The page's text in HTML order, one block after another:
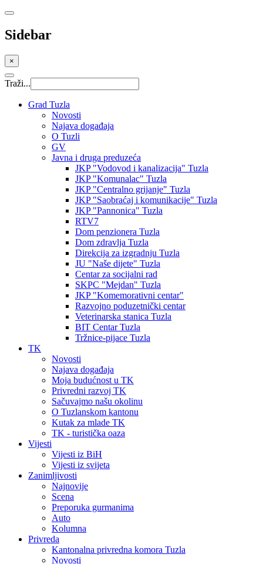
Sidebar
×
Traži...
Grad Tuzla
Novosti
Najava događaja
O Tuzli
GV
Javna i druga preduzeća
JKP "Vodovod i kanalizacija" Tuzla
JKP "Komunalac" Tuzla
JKP "Centralno grijanje" Tuzla
JKP "Saobraćaj i komunikacije" Tuzla
JKP "Pannonica" Tuzla
RTV7
Dom penzionera Tuzla
Dom zdravlja Tuzla
Direkcija za izgradnju Tuzla
JU "Naše dijete" Tuzla
Centar za socijalni rad
SKPC "Mejdan" Tuzla
JKP "Komemorativni centar"
Razvojno poduzetnički centar
Veterinarska stanica Tuzla
BIT Centar Tuzla
Tržnice-pijace Tuzla
TK
Novosti
Najava događaja
Moja budućnost u TK
Privredni razvoj TK
Sačuvajmo našu okolinu
O Tuzlanskom kantonu
Kutak za mlade TK
TK - turistička oaza
Vijesti
Vijesti iz BiH
Vijesti iz svijeta
Zanimljivosti
Najnovije
Scena
Preporuka gurmanima
Auto
Kolumna
Privreda
Kantonalna privredna komora Tuzla
Novosti